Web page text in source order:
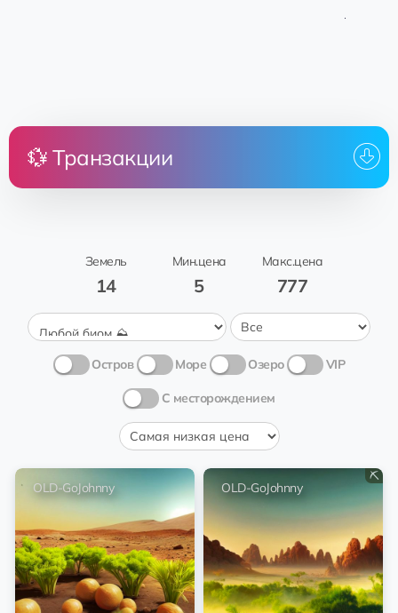
💱 Транзакции
Reconquista
Рисовые поля 🌾 Fox River Tetlin
24 💎 Karnal
Лес 🌳 🛸Марсианин
@alllexno
Bilbao
Молодые деревья 🌿
@alllexno
Zigong
Чистые пески 🏝️ OLD-GoJohnny
15 💎
культуры 🥕
OLD-GoJohnny
12 💎 Beidao
Заповедник 🐦 TONPlanetsBot
23 💎 Takatsuki
Сахарный тростник 🍭 TONPlanetsBot
Zigong
Земель
14
Мин.цена
5
Макс.цена
777
Остров Море Озеро VIP
С месторождением
OLD-GoJohnny OLD-GoJohnny
⛏️